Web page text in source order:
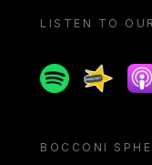
LISTEN TO
SpotifySpreaker
BOCCONI